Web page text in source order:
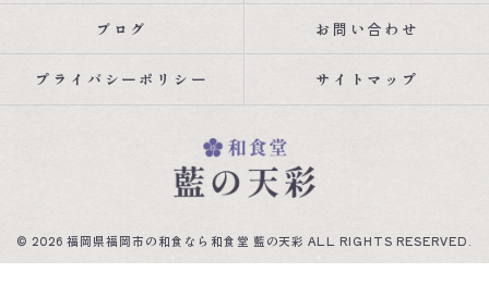
ブログ お問い合わせ
プライバシーポリシー サイトマップ
© 2026 福岡県福岡市の和食なら和食堂 藍の天彩 ALL RIGHTS RESERVED.